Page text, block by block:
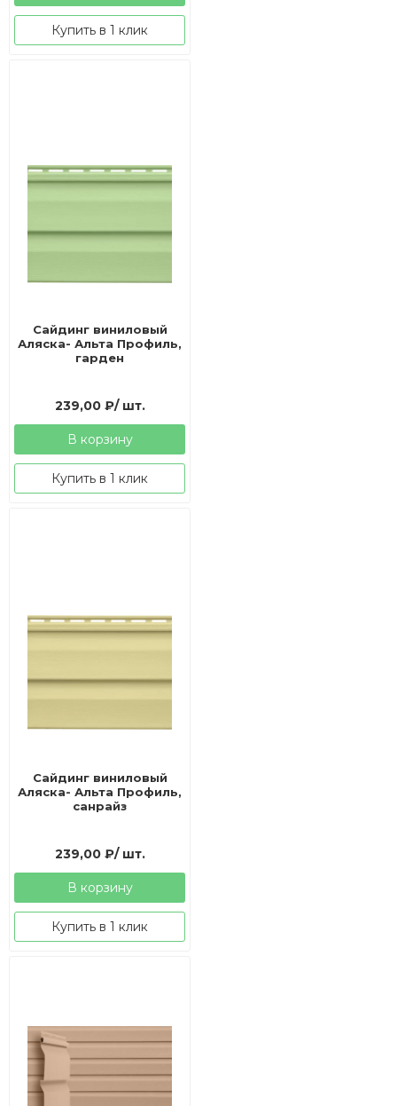
Купить в 1 клик
Сайдинг виниловый
Аляска- Альта Профиль,
гарден
239,00 ₽/ шт.
В корзину
Купить в 1 клик
Сайдинг виниловый
Аляска- Альта Профиль,
санрайз
239,00 ₽/ шт.
В корзину
Купить в 1 клик